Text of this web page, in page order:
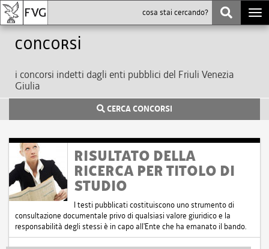
Concorsi
i concorsi indetti dagli enti pubblici del Friuli Venezia
Giulia
CERCA CONCORSI
RISULTATO DELLA
RICERCA PER TITOLO DI
STUDIO
I testi pubblicati costituiscono uno strumento di
consultazione documentale privo di qualsiasi valore giuridico e la
responsabilità degli stessi è in capo all'Ente che ha emanato il bando.